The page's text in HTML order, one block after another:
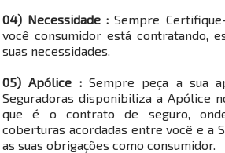
04) Necessidade : Sempre
você consumidor está contratando,
suas necessidades.
05) Apólice :Sempre peça a sua
Seguradoras disponibiliza a Apólice
que é o contrato de seguro,
coberturas acordadas entre você e a
as suas obrigações como consumidor.